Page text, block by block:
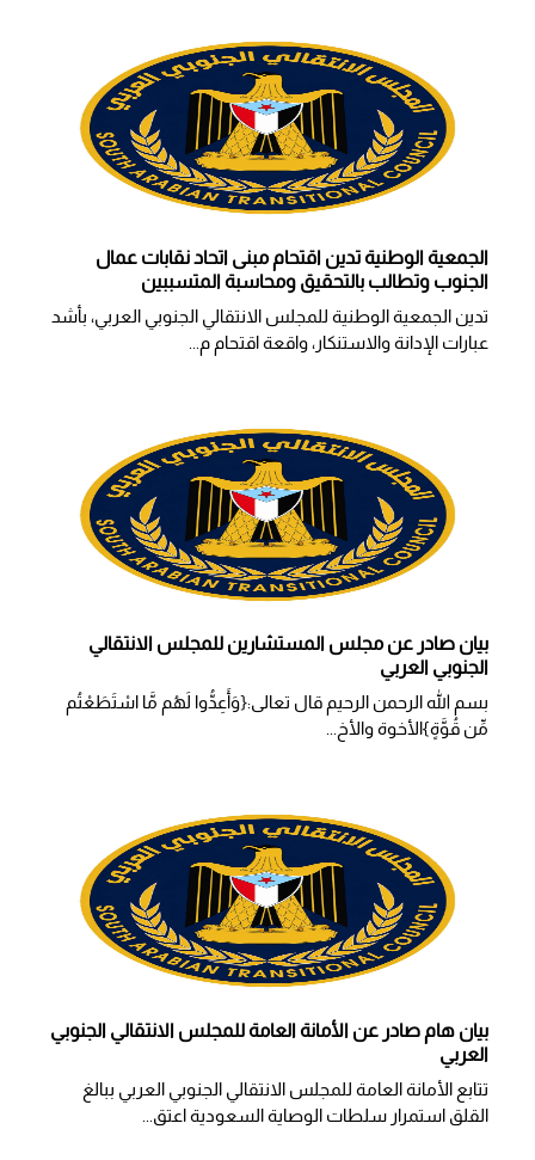
الجمعية الوطنية تدين اقتحام مبنى اتحاد نقابات عمال
الجنوب وتطالب بالتحقيق ومحاسبة المتسببين
تدين الجمعية الوطنية للمجلس الانتقالي الجنوبي العربي، بأشد
عبارات الإدانة والاستنكار، واقعة اقتحام م...
بيان صادر عن مجلس المستشارين للمجلس الانتقالي
الجنوبي العربي
بسم الله الرحمن الرحيم قال تعالى:{وَأَعِدُّوا لَهُم مَّا اسْتَطَعْتُم
مِّن قُوَّةٍ}الأخوة والأخ...
بيان هام صادر عن الأمانة العامة للمجلس الانتقالي الجنوبي
العربي
تتابع الأمانة العامة للمجلس الانتقالي الجنوبي العربي ببالغ
القلق استمرار سلطات الوصاية السعودية اعتق...